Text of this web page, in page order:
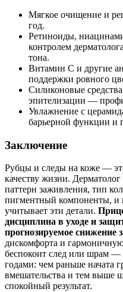
Мягкое очищение и
год.
Ретиноиды,
контролем
тона.
Витамин С и другие
поддержки ровного
Силиконовые
эпителизации —
Увлажнение с
барьерной функции и
Заключение
Рубцы и следы на коже —
качеству жизни.
паттерн заживления, тип
пигментный компоненты, и
учитывает эти детали.
дисциплина в уходе и
прогнозируемое снижение
дискомфорта и
беспокоит след или шрам —
годами: чем раньше начата
вмешательства и тем выше
спокойный результат.